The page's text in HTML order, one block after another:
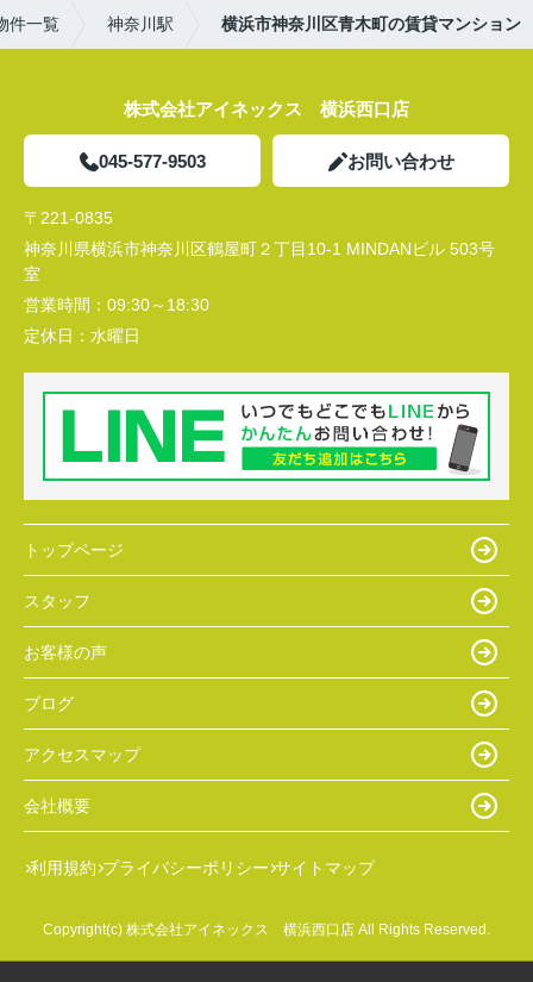
件一覧 神奈川駅 横浜市神奈川区青木町の賃貸マンション
株式会社アイネックス 横浜西口店
045-577-9503 お問い合わせ
〒221-0835
神奈川県横浜市神奈川区鶴屋町２丁目10-1 MINDANビル 503号
室
営業時間： 09:30～18:30
定休日： 水曜日
トップページ
スタッフ
お客様の声
ブログ
アクセスマップ
会社概要
利用規約 プライバシーポリシー サイトマップ
Copyright(c) 株式会社アイネックス 横浜西口店 All Rights Reserved.